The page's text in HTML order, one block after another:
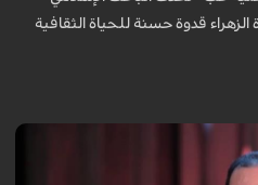
قدوة حسنة للحياة الثقافية